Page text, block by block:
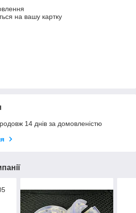
на вашу картку
14 днів за домовленістю